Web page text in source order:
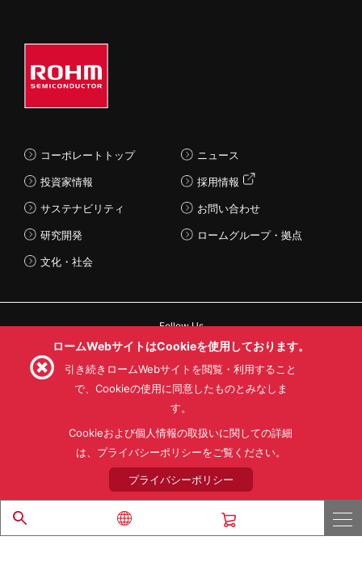
コーポレートトップ
投資家情報
サステナビリティ
研究開発
文化・社会
ニュース
採用情報
お問い合わせ
ロームグループ・拠点
Follow Us
利用目的
プライバシーポリシー
サイトマップ
ローム製品の販売に関する標準契約条件書(PDF)
© 1997 - 2026 ROHM CO., LTD. ALL RIGHTS RESERVED.
ロームWebサイトはCookieを使用しております。
引き続きロームWebサイトを閲覧・利用すること
で、Cookieの使用に同意したものとみなしま
す。
Cookieおよび個人情報の取扱いに関しての詳細
は、プライバシーポリシーをご覧ください。
プライバシーポリシー